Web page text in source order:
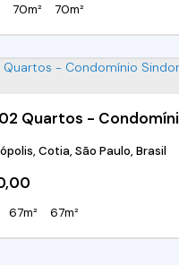
70m² 70m²
Cotia, São Paulo, Brasil
67m² 67m²